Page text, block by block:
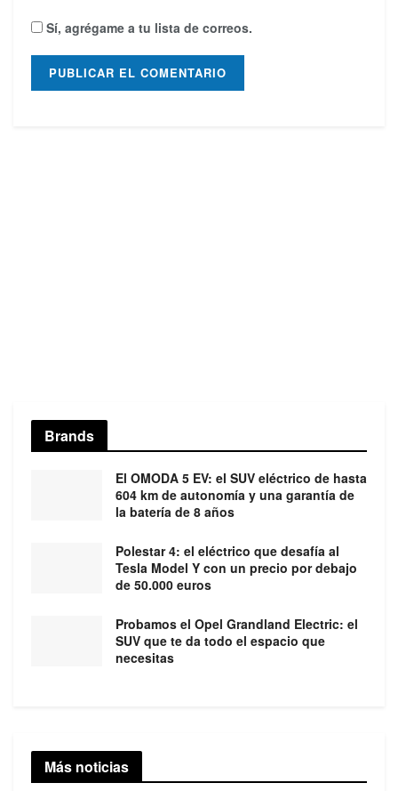
Sí, agrégame a tu lista de correos.
Brands
El OMODA 5 EV: el SUV eléctrico de hasta
604 km de autonomía y una garantía de
la batería de 8 años
Polestar 4: el eléctrico que desafía al
Tesla Model Y con un precio por debajo
de 50.000 euros
Probamos el Opel Grandland Electric: el
SUV que te da todo el espacio que
necesitas
Más noticias